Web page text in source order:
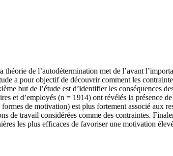
théorie de l’autodétermination met de l’avant
a pour objectif de découvrir comment les
but de l’étude est d’identifier les conséquences
et d’employés (n = 1914) ont révélés la présence
de motivation) est plus fortement associé aux
de travail considérées comme des contraintes.
les plus efficaces de favoriser une motivation